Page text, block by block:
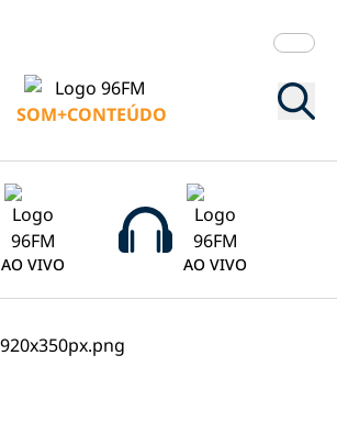
SOM+CONTEÚDO
AO VIVO AO VIVO